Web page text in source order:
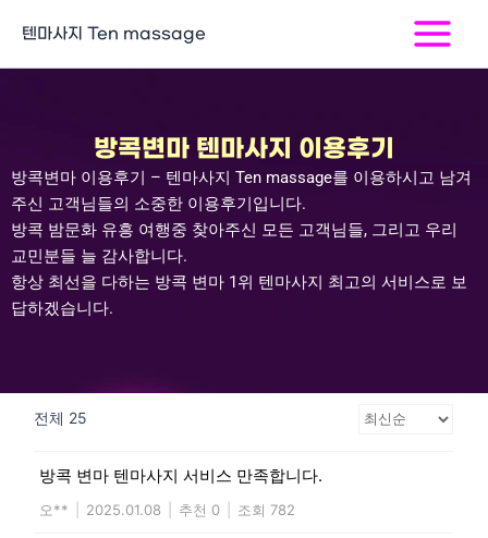
츠
뛰
기
텐마사지 Ten massage
Main
Menu
방콕변마 텐마사지 이용후기
방콕변마 이용후기 – 텐마사지 Ten massage를 이용하시고 남겨
주신 고객님들의 소중한 이용후기입니다.
방콕 밤문화 유흥 여행중 찾아주신 모든 고객님들, 그리고 우리
교민분들 늘 감사합니다.
항상 최선을 다하는 방콕 변마 1위 텐마사지 최고의 서비스로 보
답하겠습니다.
전체 25
방콕 변마 텐마사지 서비스 만족합니다.
오** 2025.01.08 추천 0 조회 782